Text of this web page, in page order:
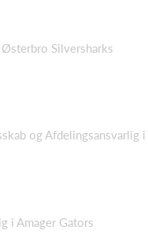
Silversharks
og Afdelingsansvarlig i
i Amager Gators